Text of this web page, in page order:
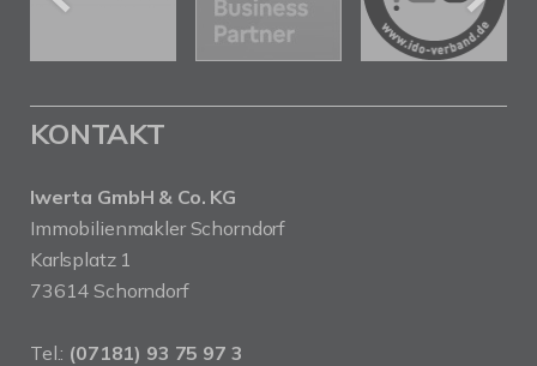
KONTAKT
Iwerta GmbH & Co. KG
Immobilienmakler Schorndorf
Karlsplatz 1
73614 Schorndorf
Tel.: (07181) 93 75 97 3